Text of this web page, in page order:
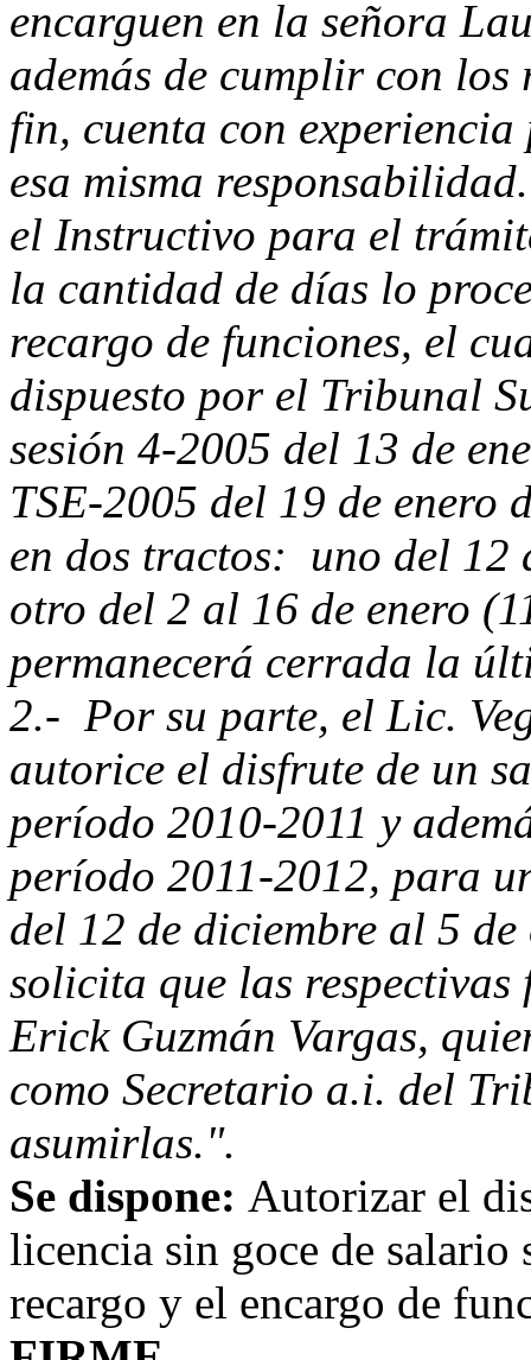
encarguen en la señora
además de cumplir con
fin, cuenta con
esa misma
el Instructivo para el
la cantidad de días lo
recargo de funciones, el
dispuesto por el Tribunal
sesión 4-2005 del 13 de
TSE-2005 del 19 de
en dos tractos: uno del
otro del 2 al 16 de enero
permanecerá cerrada la
2.- Por su parte, el Lic.
autorice el disfrute de un
período 2010-2011 y
período 2011-2012, para
del 12 de diciembre al 5
solicita que las
Erick Guzmán Vargas,
como Secretario a.i. del
asumirlas.".
Se dispone: Autorizar el
licencia sin goce de salario
recargo y el encargo de